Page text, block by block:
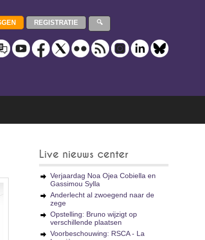
Live nieuws center
Verjaardag Noa Ojea Cobiella en
Gassimou Sylla
Anderlecht al zwoegend naar de
zege
Opstelling: Bruno wijzigt op
verschillende plaatsen
Voorbeschouwing: RSCA - La